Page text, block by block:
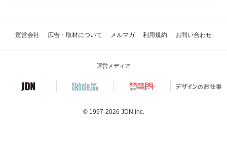
運営会社 広告・取材について メルマガ 利用規約 お問い合わせ
運営メディア
© 1997-2026 JDN Inc.